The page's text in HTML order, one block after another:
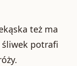
też ma
śliwek potrafi